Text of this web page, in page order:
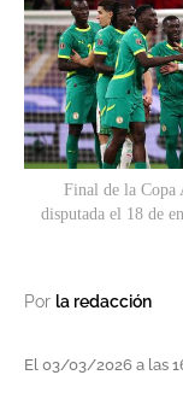
Final de la Copa
disputada el 18 de
Por la redacción
El 03/03/2026 a las